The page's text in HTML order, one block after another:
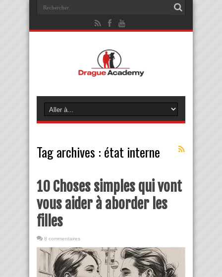
Tag archives : état interne
10 Choses simples qui vont
vous aider à aborder les
filles
8 commentaires